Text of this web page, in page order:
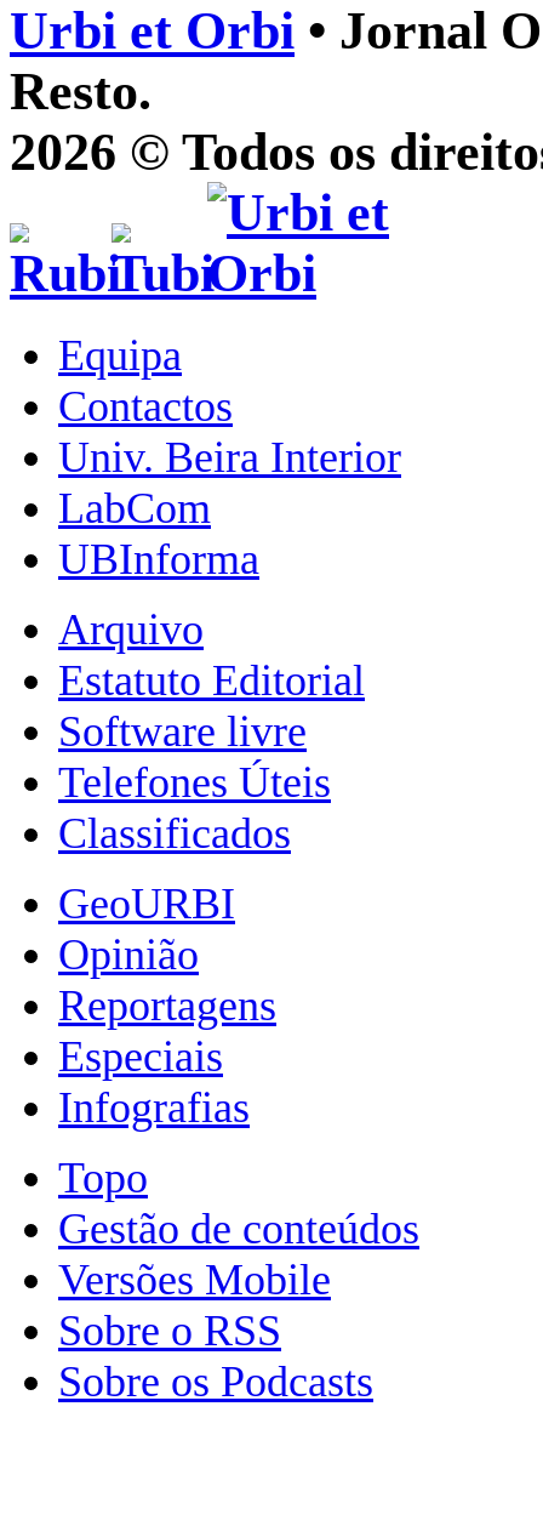
Urbi et Orbi • Jornal
Resto.
2026 © Todos os
Equipa
Contactos
Univ. Beira Interior
LabCom
UBInforma
Arquivo
Estatuto Editorial
Software livre
Telefones Úteis
Classificados
GeoURBI
Opinião
Reportagens
Especiais
Infografias
Topo
Gestão de conteúdos
Versões Mobile
Sobre o RSS
Sobre os Podcasts